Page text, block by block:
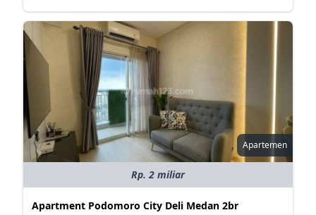
Apartemen
Rp. 2 miliar
Apartment Podomoro City Deli Medan 2br